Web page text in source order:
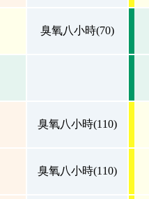
臭氧八小時(70)
臭氧八小時(110)
臭氧八小時(110)